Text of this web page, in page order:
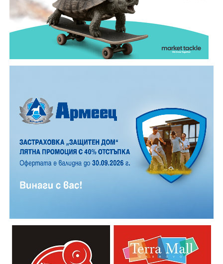
На място незабавно е бил изпратен полицейски
екип, който установил самоличността на водача. Той
е бил транспортиран в габровската болница, където
по-късно починал.
Според първоначалната информация водачът се е
Причините за инцидента са в процес на изясняване.